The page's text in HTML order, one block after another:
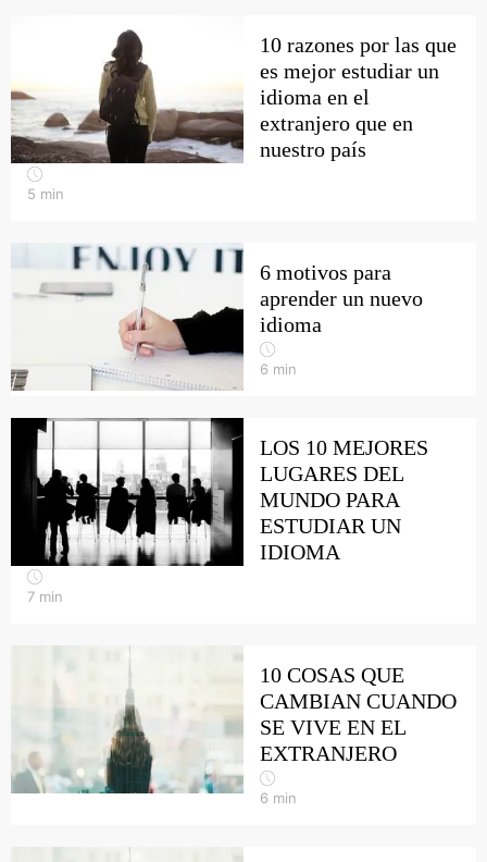
10 razones por las que
es mejor estudiar un
idioma en el
extranjero que en
nuestro país
5 min
6 motivos para
aprender un nuevo
idioma
6 min
LOS 10 MEJORES
LUGARES DEL
MUNDO PARA
ESTUDIAR UN
IDIOMA
7 min
10 COSAS QUE
CAMBIAN CUANDO
SE VIVE EN EL
EXTRANJERO
6 min